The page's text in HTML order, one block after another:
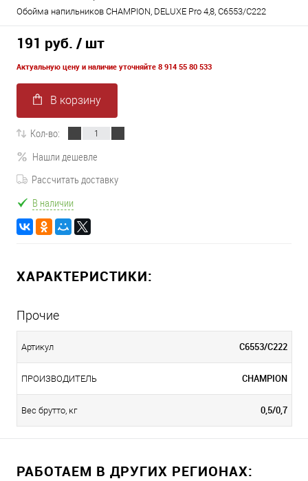
Обойма напильников CHAMPION, DELUXE Pro 4,8, C6553/C222
191 руб. / шт
Актуальную цену и наличие уточняйте 8 914 55 80 533
В корзину
Кол-во:
Нашли дешевле
Рассчитать доставку
В наличии
ХАРАКТЕРИСТИКИ:
Прочие
Артикул C6553/C222
ПРОИЗВОДИТЕЛЬ CHAMPION
Вес брутто, кг 0,5/0,7
РАБОТАЕМ В ДРУГИХ РЕГИОНАХ: